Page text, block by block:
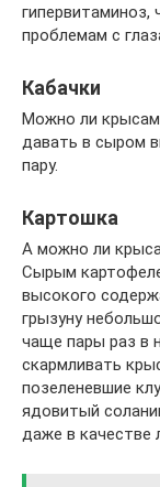
проблемам с
Кабачки
Можно ли крысам
давать в сыром
пару.
Картошка
А можно ли
Сырым
высокого
грызуну
чаще пары раз в
скармливать
позеленевшие
ядовитый
даже в качестве